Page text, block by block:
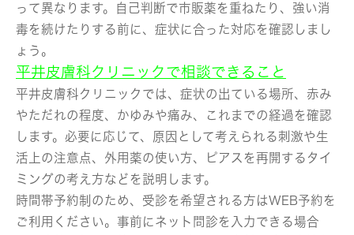
って異なります。自己判断で市販薬を重ねたり、強い消
毒を続けたりする前に、症状に合った対応を確認しまし
ょう。
平井皮膚科クリニックで相談できること
平井皮膚科クリニックでは、症状の出ている場所、赤み
やただれの程度、かゆみや痛み、これまでの経過を確認
します。必要に応じて、原因として考えられる刺激や生
活上の注意点、外用薬の使い方、ピアスを再開するタイ
ミングの考え方などを説明します。
時間帯予約制のため、受診を希望される方はWEB予約を
ご利用ください。事前にネット問診を入力できる場合